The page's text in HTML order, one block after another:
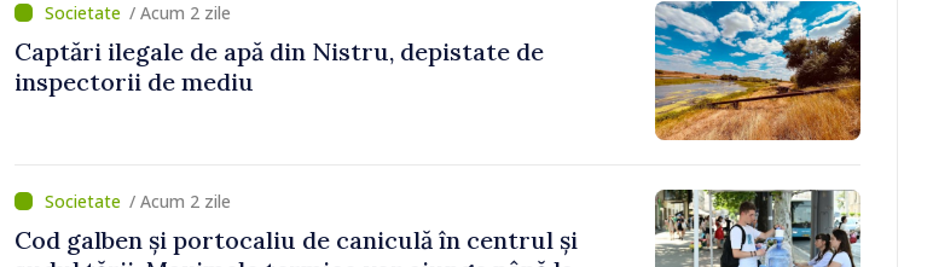
/ Acum 2 zile
Captări ilegale de apă din Nistru, depistate de
inspectorii de mediu
/ Acum 2 zile
Cod galben și portocaliu de caniculă în centrul și